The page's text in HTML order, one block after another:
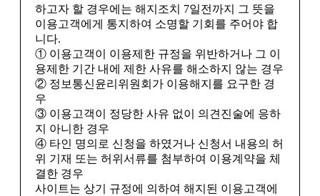
하고자 할 경우에는 해지조치 7일전까지 그 뜻을
이용고객에게 통지하여 소명할 기회를 주어야 합
니다.
① 이용고객이 이용제한 규정을 위반하거나 그 이
용제한 기간 내에 제한 사유를 해소하지 않는 경우
② 정보통신윤리위원회가 이용해지를 요구한 경
우
③ 이용고객이 정당한 사유 없이 의견진술에 응하
지 아니한 경우
④ 타인 명의로 신청을 하였거나 신청서 내용의 허
위 기재 또는 허위서류를 첨부하여 이용계약을 체
결한 경우
사이트는 상기 규정에 의하여 해지된 이용고객에